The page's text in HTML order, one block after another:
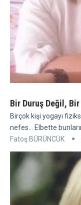
Bir Duruş Değil,
Birçok kişi yogayı
nefes... Elbette
Fatoş BÜRÜNCÜK